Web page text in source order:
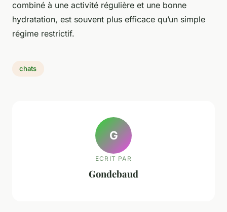
combiné à une activité régulière et une bonne
hydratation, est souvent plus efficace qu’un simple
régime restrictif.
chats
G
ECRIT PAR
Gondebaud